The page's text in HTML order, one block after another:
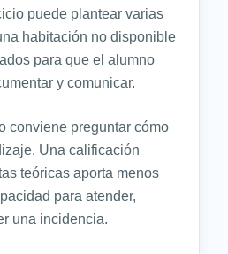
puede plantear varias
habitación no disponible
para que el alumno
y comunicar.
conviene preguntar cómo
Una calificación
teóricas aporta menos
para atender,
una incidencia.